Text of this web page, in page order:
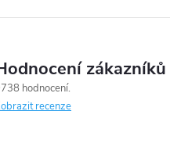
zákazníků
hodnocení
recenze